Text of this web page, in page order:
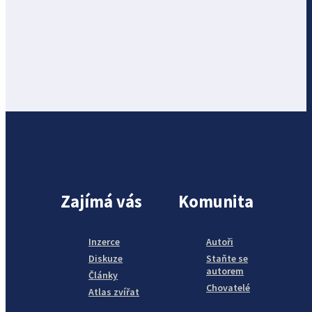
Zajímá vás
Inzerce
Diskuze
Články
Atlas zvířat
Komunita
Autoři
Staňte se
autorem
Chovatelé